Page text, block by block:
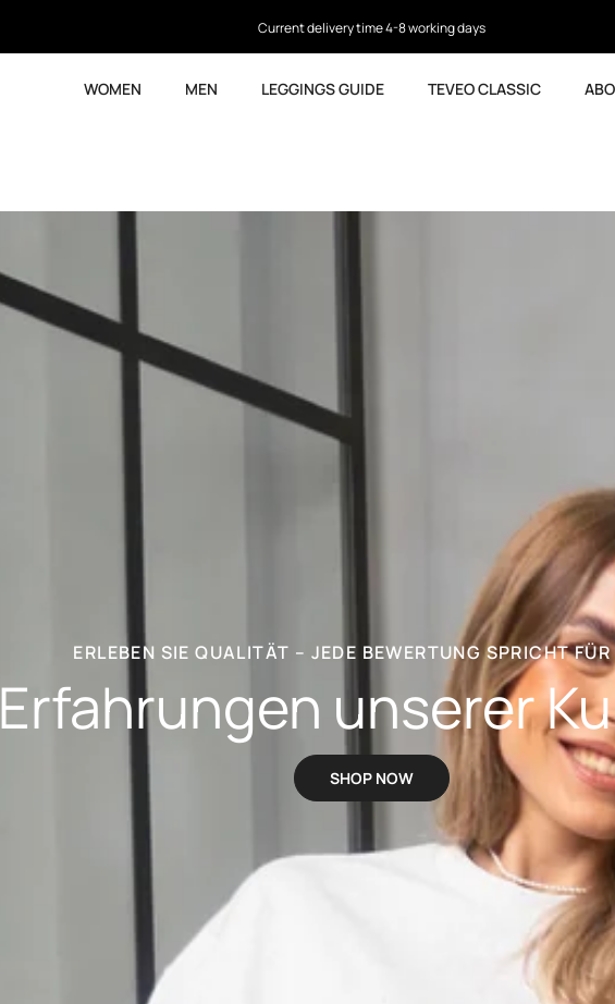
4.5based on 9,738 reviews
WOMEN MEN LEGGINGS GUIDE TEVEO CLASSIC
ERLEBEN SIE QUALITÄT – JEDE BEWERTUNG SPRICHT
Erfahrungen unserer
SHOP NOW